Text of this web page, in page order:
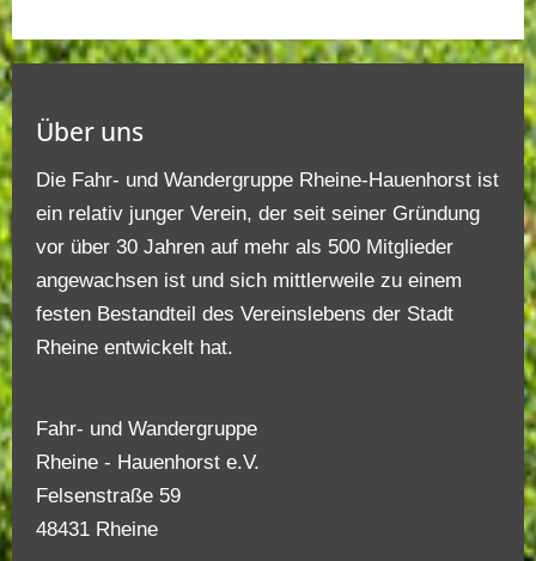
Über uns
Die Fahr- und Wandergruppe Rheine-Hauenhorst ist
ein relativ junger Verein, der seit seiner Gründung
vor über 30 Jahren auf mehr als 500 Mitglieder
angewachsen ist und sich mittlerweile zu einem
festen Bestandteil des Vereinslebens der Stadt
Rheine entwickelt hat.
Fahr- und Wandergruppe
Rheine - Hauenhorst e.V.
Felsenstraße 59
48431 Rheine